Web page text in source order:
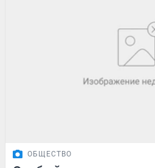
ОБЩЕСТВО